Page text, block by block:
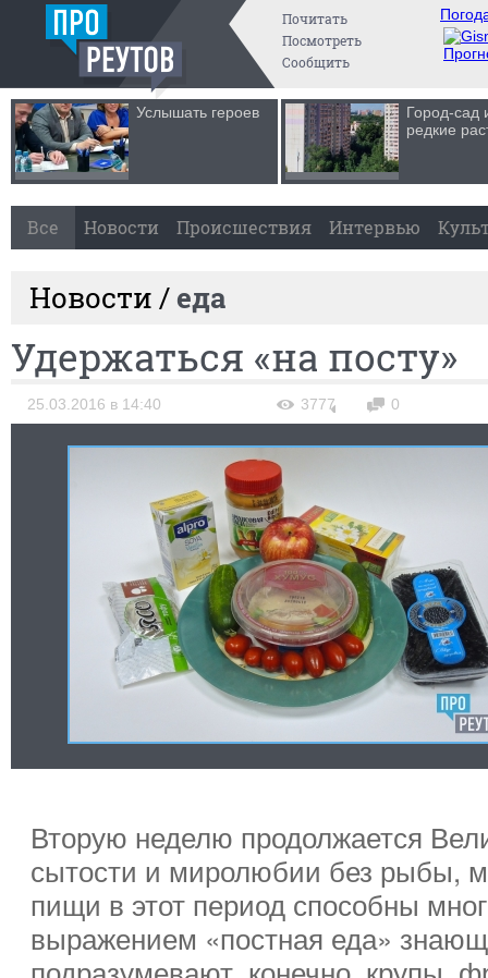
Почитать
Посмотреть
Сообщить
Услышать героев
Город-сад
редкие
Все Новости Происшествия Интервью
Новости /еда
Удержаться «на посту»
25.03.2016 в 14:40 3777 0
Вторую неделю продолжается
сытости и миролюбии без рыбы,
пищи в этот период способны
выражением «постная еда»